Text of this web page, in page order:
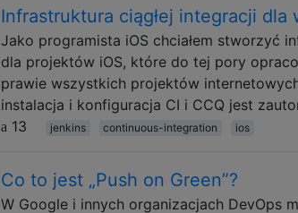
Infrastruktura ciągłej integracji dla
Jako programista iOS chciałem stworzyć
dla projektów iOS, które do tej pory
prawie wszystkich projektów
instalacja i konfiguracja CI i CCQ jest
13
jenkins continuous-integration ios
Co to jest „Push on Green”?
W Google i innych organizacjach DevOps